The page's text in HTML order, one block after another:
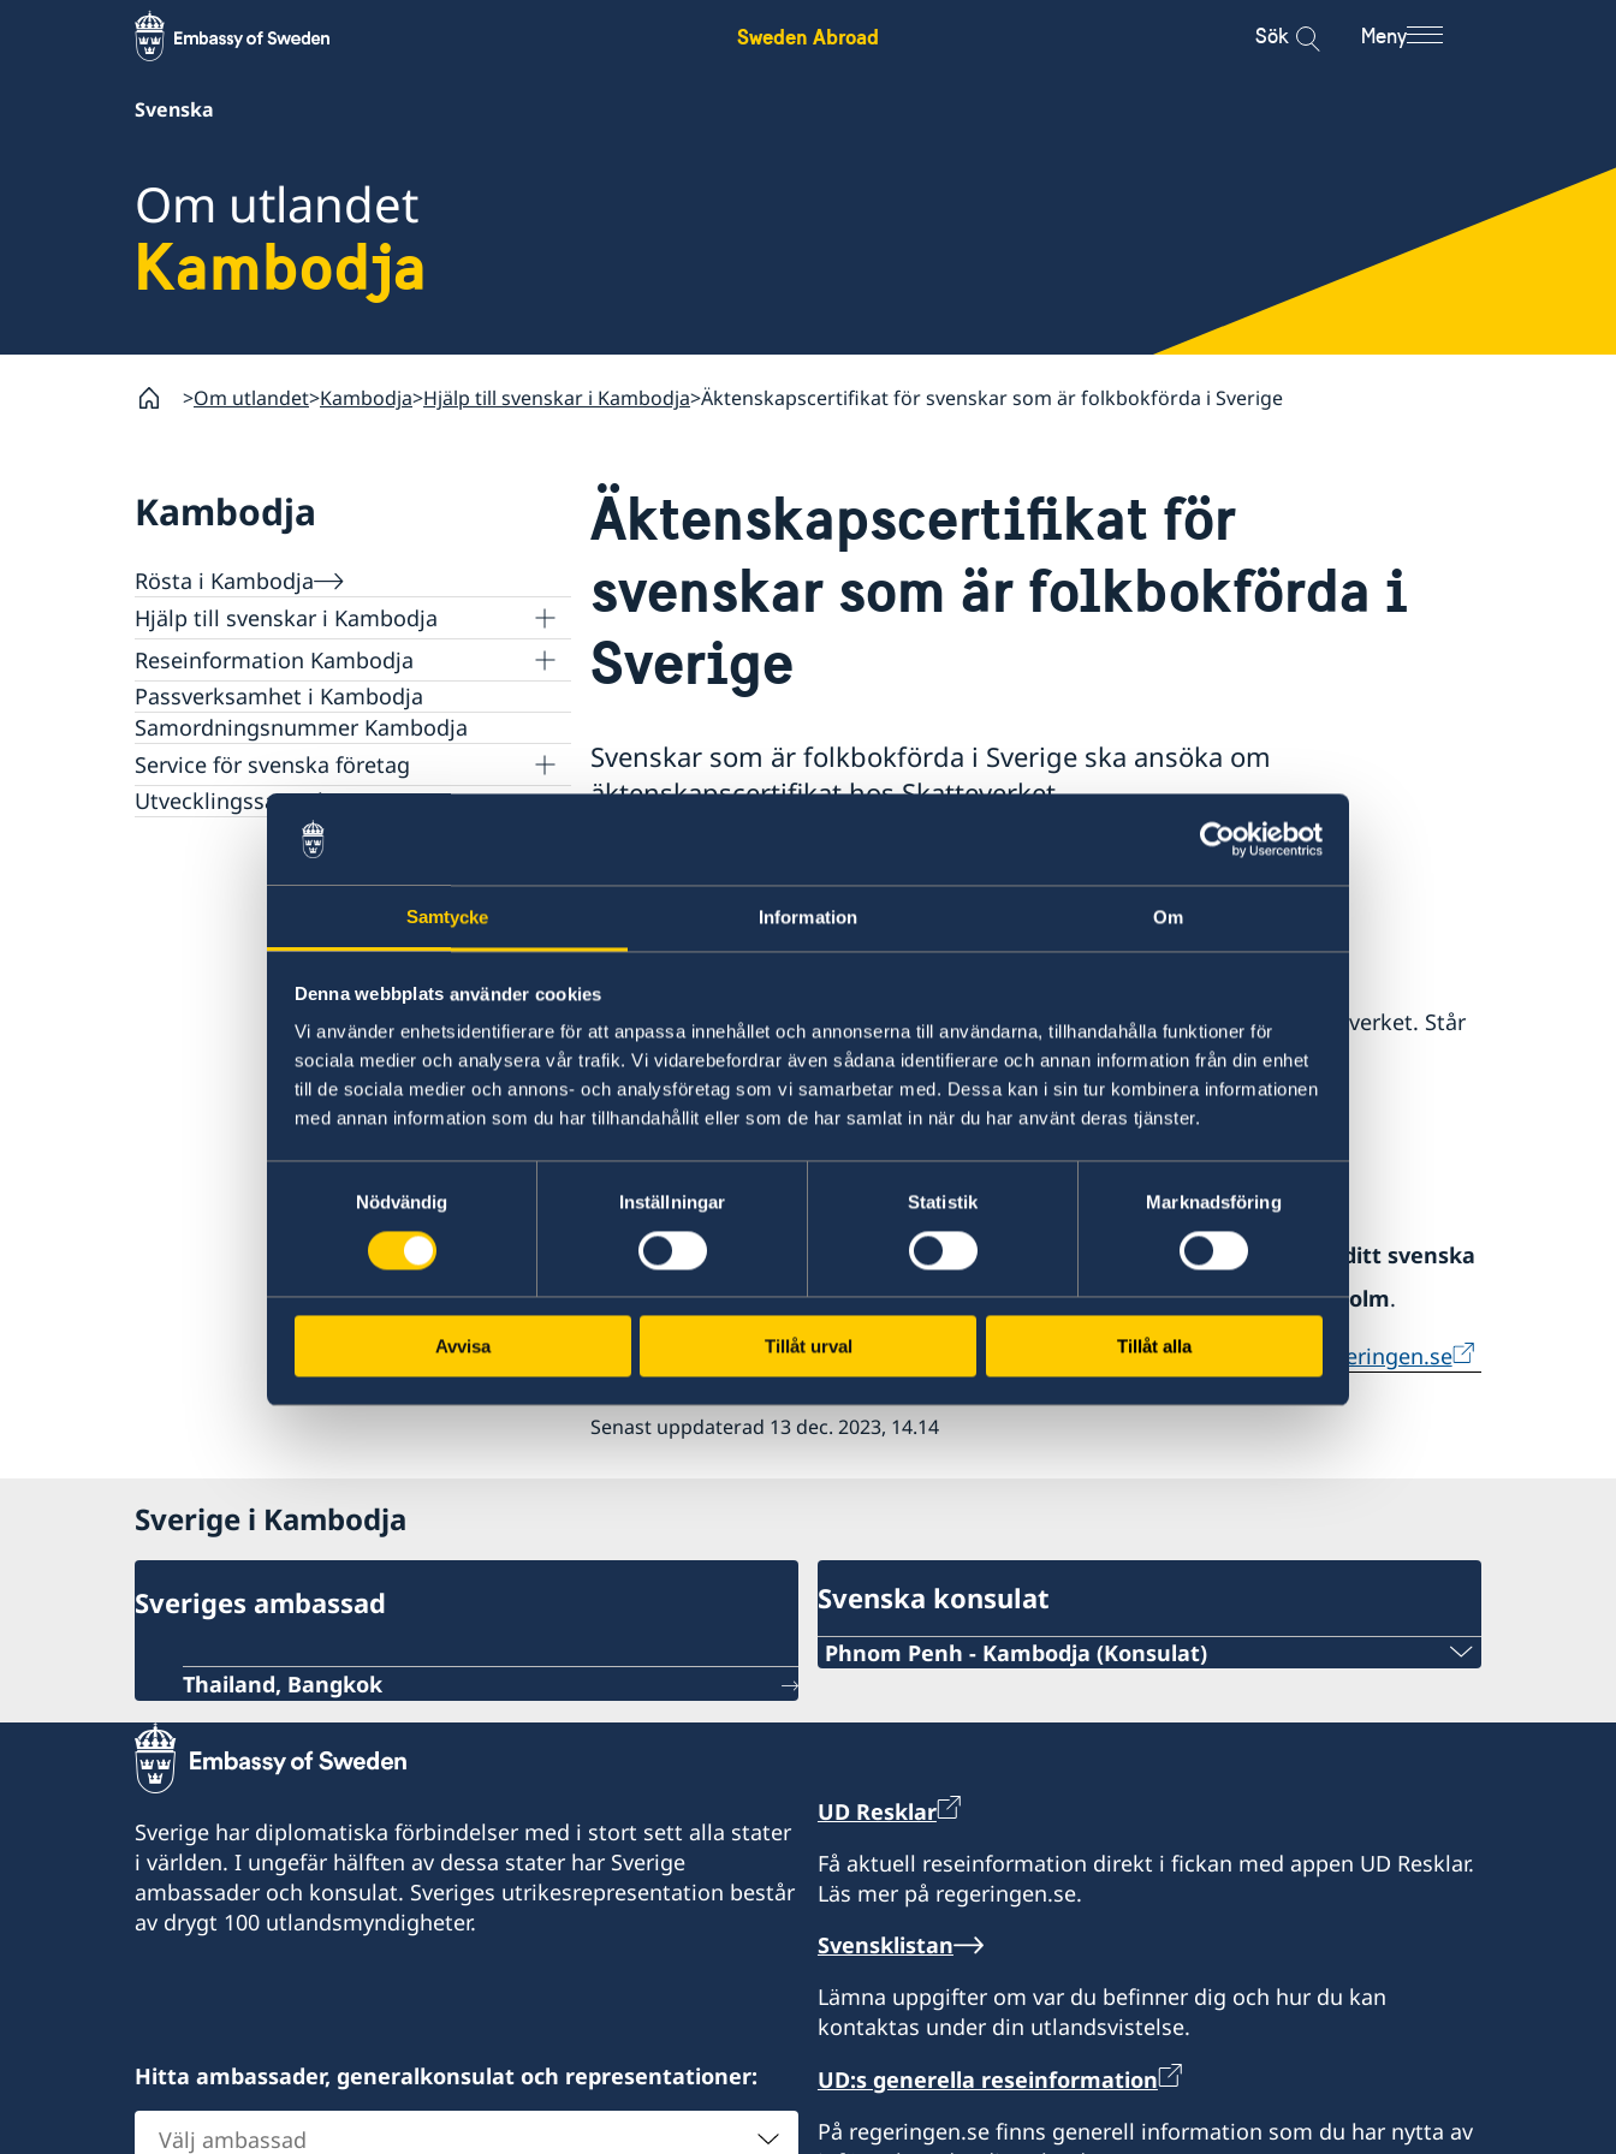
Samtycke Information Om
Denna webbplats använder cookies
Vi använder enhetsidentifierare för att anpassa innehållet och annonserna till användarna, tillhandahålla funktioner för
sociala medier och analysera vår trafik. Vi vidarebefordrar även sådana identifierare och annan information från din enhet
till de sociala medier och annons- och analysföretag som vi samarbetar med. Dessa kan i sin tur kombinera informationen
med annan information som du har tillhandahållit eller som de har samlat in när du har använt deras tjänster.
Nödvändig
Inställningar Statistik Marknadsföring
Avvisa Tillåt urval Tillåt alla
Sweden Abroad Sök Meny
Svenska
Om utlandet
Kambodja
Om utlandet Kambodja Hjälp till svenskar i Kambodja Äktenskapscertifikat för svenskar som är folkbokförda i Sverige
Kambodja
Rösta i Kambodja
Hjälp till svenskar i Kambodja
Rösta i Kambodja
Konsulär service till svenskar utomlands
Om du blir sjuk eller skadar dig utomlands
Larmcentraler
Frihetsberövad i utlandet
Bosatt utomlands
Dödsfall utomlands
Efterlevandepension
Reseinformation Kambodja
Reseinformation Kambodja
Aktuella händelser
Allmänna säkerhetsläget
Terrorism
Naturförhållanden och katastrofer
In- och utresebestämmelser
Kriminalitet och personlig säkerhet
Passverksamhet i Kambodja
Samordningsnummer Kambodja
Service för svenska företag
Handel med utlandet
Utvecklingssamarbete
Äktenskapscertifikat för
svenskar som är folkbokförda i
Sverige
Svenskar som är folkbokförda i Sverige ska ansöka om
äktenskapscertifikat hos Skatteverket.
För dig som är skriven i Sverige och ämnar gifta dig i Kambodja!
Ansökan om Äktenskapscertifikat
som ni sedan skickar in till Skatteverket. Står
på blanketten hur ni gör detta. Dokumentet ska begäras ut på
engelska, ”Marriage License”.
Mer information hittar ni på
Äktenskapscertifikat | Rättslig vägledning | Skatteverket
Äktenskapscertifikatet på engelska tillsammans meden kopia av ditt svenska
passskall sedan bestyrkas/legaliseras avUD-Legaliseringar i Stockholm.
Mer information och kontaktuppgifter hittar ni på
UD Legaliseringar - Regeringen.se
Senast uppdaterad 13 dec. 2023, 14.14
Sverige i Kambodja
Sveriges ambassad
Thailand, Bangkok
Svenska konsulat
Phnom Penh - Kambodja (Konsulat)
Telefonnummer efter arbetstid (ambassaden Bangkok)
E-post:
Swedishconsulatephnompenh@gmail.com
Consulate of Sweden
PPIU Building, #36, St. 169, 9th floor, 7 Makara,
(Endast tidsbokning via telefon och mejl.)
Endast tidsbokning via telefon och mejl.
Sverige har diplomatiska förbindelser med i stort sett alla stater
i världen. I ungefär hälften av dessa stater har Sverige
ambassader och konsulat. Sveriges utrikesrepresentation består
av drygt 100 utlandsmyndigheter.
Hitta ambassader, generalkonsulat och representationer:
Välj
UD Resklar
Få aktuell reseinformation direkt i fickan med appen UD Resklar.
Läs mer på regeringen.se.
Svensklistan
Lämna uppgifter om var du befinner dig och hur du kan
kontaktas under din utlandsvistelse.
UD:s generella reseinformation
På regeringen.se finns generell information som du har nytta av